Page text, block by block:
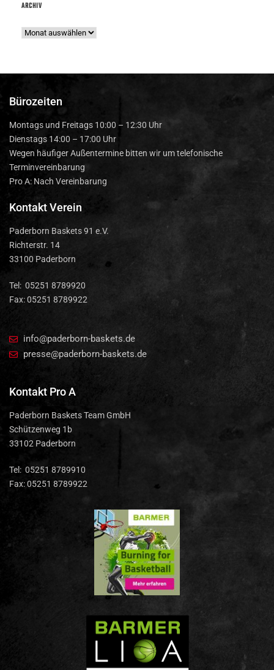
ARCHIV
Bürozeiten
Montags und Freitags 10:00 – 12:30 Uhr
Dienstags 14:00 – 17:00 Uhr
Wegen häufiger Außentermine bitten wir um telefonische
Terminvereinbarung
Pro A: Nach Vereinbarung
Kontakt Verein
Paderborn Baskets 91 e.V.
Richterstr. 14
33100 Paderborn
Tel: 05251 8789920
Fax: 05251 8789922
info@paderborn-baskets.de
presse@paderborn-baskets.de
Kontakt Pro A
Paderborn Baskets Team GmbH
Schützenweg 1b
33102 Paderborn
Tel: 05251 8789910
Fax: 05251 8789922